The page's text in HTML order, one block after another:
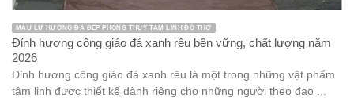
MẪU LƯ HƯƠNG ĐÁ ĐẸP PHONG THỦY TÂM LINH ĐỒ THỜ
Đỉnh hương công giáo đá xanh rêu bền vững, chất lượng năm
2026
Đỉnh hương công giáo đá xanh rêu là một trong những vật phẩm
tâm linh được thiết kế dành riêng cho những người theo đạo ...